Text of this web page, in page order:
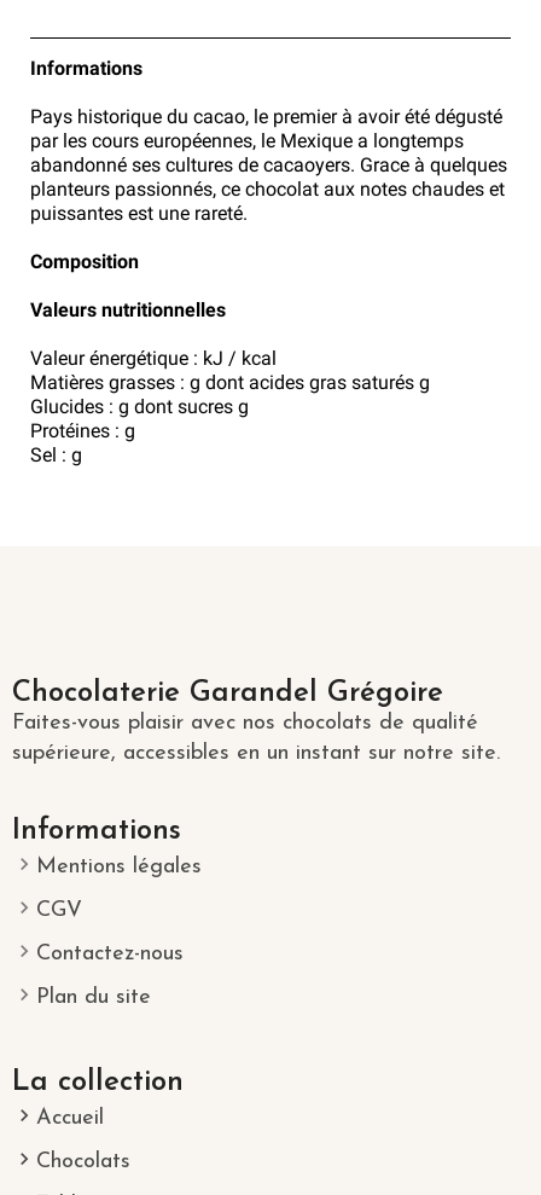
Informations
Pays historique du cacao, le premier à avoir été dégusté
par les cours européennes, le Mexique a longtemps
abandonné ses cultures de cacaoyers. Grace à quelques
planteurs passionnés, ce chocolat aux notes chaudes et
puissantes est une rareté.
Composition
Valeurs nutritionnelles
Valeur énergétique : kJ / kcal
Matières grasses : g dont acides gras saturés g
Glucides : g dont sucres g
Protéines : g
Sel : g
Chocolaterie Garandel Grégoire
Faites-vous plaisir avec nos chocolats de qualité
supérieure, accessibles en un instant sur notre site.
Informations
Mentions légales
CGV
Contactez-nous
Plan du site
La collection
Accueil
Chocolats